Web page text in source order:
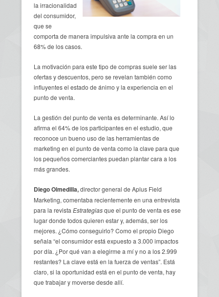
la irracionalidad
del consumidor,
que se
comporta de manera impulsiva ante la compra en un
68% de los casos.
La motivación para este tipo de compras suele ser las
ofertas y descuentos, pero se revelan también como
influyentes el estado de ánimo y la experiencia en el
punto de venta.
La gestión del punto de venta es determinante. Así lo
afirma el 64% de los participantes en el estudio, que
reconoce un bueno uso de las herramientas de
marketing en el punto de venta como la clave para que
los pequeños comerciantes puedan plantar cara a los
más grandes.
Diego Olmedilla,director general de Aplus Field
Marketing, comentaba recientemente en una entrevista
para la revista Estrategiasque el punto de venta es ese
lugar donde todos quieren estar y, además, ser los
mejores. ¿Cómo conseguirlo? Como el propio Diego
señala “el consumidor está expuesto a 3.000 impactos
por día. ¿Por qué van a elegirme a mí y no a los 2.999
restantes? La clave está en la fuerza de ventas”. Está
claro, si la oportunidad está en el punto de venta, hay
que trabajar y moverse desde allí.